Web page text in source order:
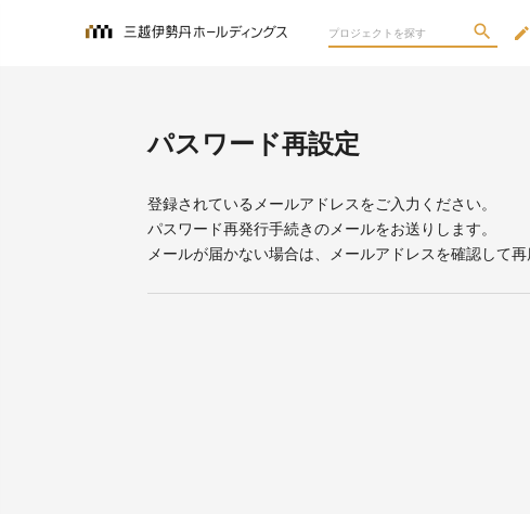
パスワード再設定
登録されているメールアドレスをご入力ください。
パスワード再発行手続きのメールをお送りします。
メールが届かない場合は、メールアドレスを確認して